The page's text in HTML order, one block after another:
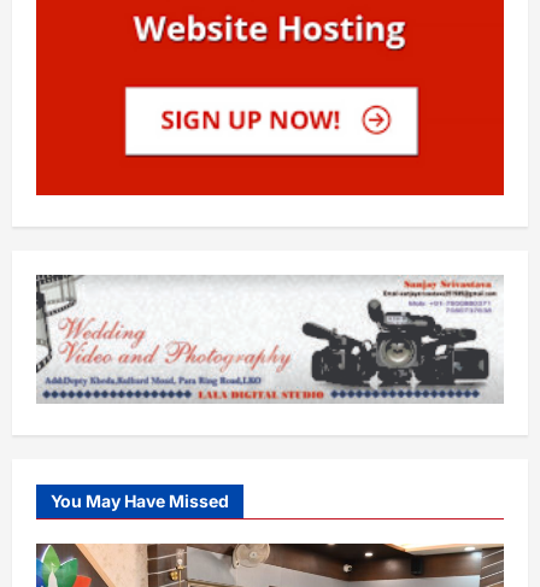
You May Have Missed